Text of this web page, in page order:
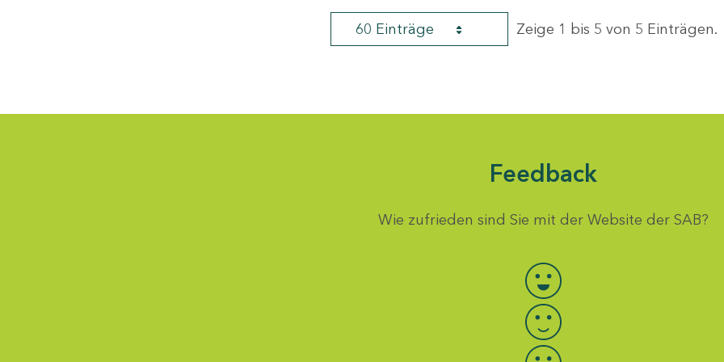
60 Einträge Zeige 1 bis 5 von 5 Einträgen.
Feedback
Wie zufrieden sind Sie mit der Website der SAB?
Bewertung auswählen